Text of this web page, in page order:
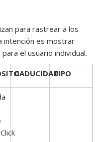
para rastrear a los
intención es mostrar
el usuario individual.
CADUCIDADTIPO